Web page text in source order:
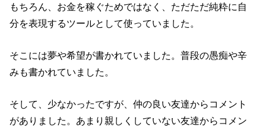
もちろん、お金を稼ぐためではなく、ただただ純粋に自
分を表現するツールとして使っていました。
そこには夢や希望が書かれていました。普段の愚痴や辛
みも書かれていました。
そして、少なかったですが、仲の良い友達からコメント
がありました。あまり親しくしていない友達からコメン